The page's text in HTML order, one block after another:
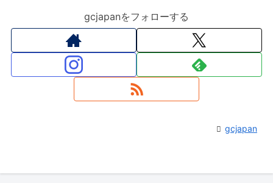
gcjapanをフォローする
gcjapan